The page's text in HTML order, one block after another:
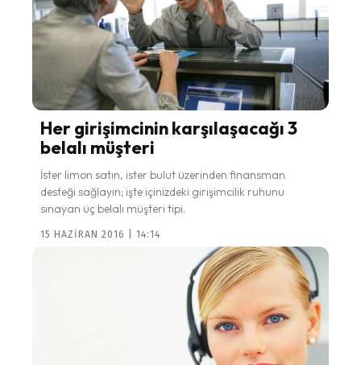
Her girişimcinin karşılaşacağı 3
belalı müşteri
İster limon satın, ister bulut üzerinden finansman
desteği sağlayın; işte içinizdeki girişimcilik ruhunu
sınayan üç belalı müşteri tipi.
15 HAZIRAN 2016 | 14:14